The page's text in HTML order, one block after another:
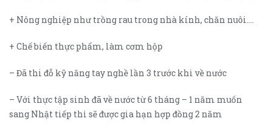
+ Nông nghiệp như trồng rau trong nhà kính, chăn nuôi….
+ Chế biến thực phẩm, làm cơm hộp
– Đã thi đỗ kỹ năng tay nghề lần 3 trước khi về nước
– Với thực tập sinh đã về nước từ 6 tháng – 1 năm muốn
sang Nhật tiếp thì sẽ được gia hạn hợp đồng 2 năm